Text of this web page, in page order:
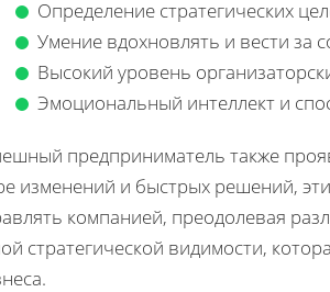
Определение стратегических
Умение вдохновлять и вести за
Высокий уровень
Эмоциональный интеллект и
предприниматель также
изменений и быстрых решений,
компанией, преодолевая
стратегической видимости,